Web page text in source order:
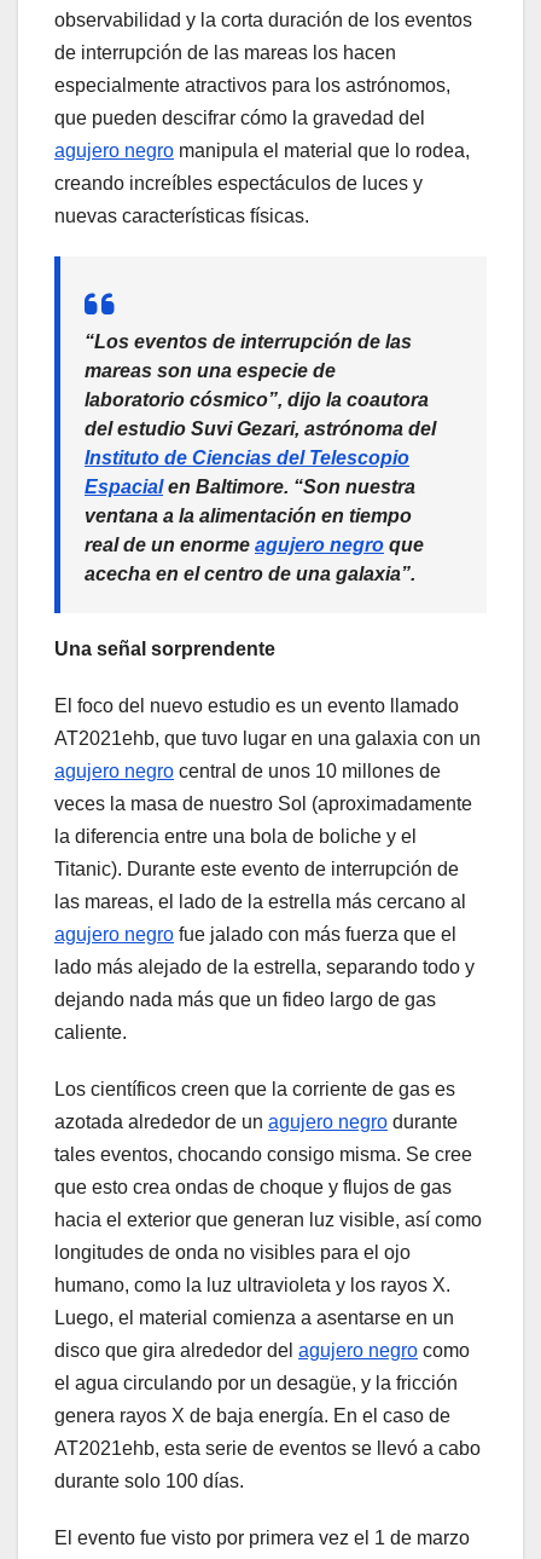
observabilidad y la corta duración de los eventos
de interrupción de las mareas los hacen
especialmente atractivos para los astrónomos,
que pueden descifrar cómo la gravedad del
agujero negro manipula el material que lo rodea,
creando increíbles espectáculos de luces y
nuevas características físicas.
“Los eventos de interrupción de las
mareas son una especie de
laboratorio cósmico”, dijo la coautora
del estudio Suvi Gezari, astrónoma del
Instituto de Ciencias del Telescopio
Espacialen Baltimore. “Son nuestra
ventana a la alimentación en tiempo
real de un enorme agujero negro que
acecha en el centro de una galaxia”.
Una señal sorprendente
El foco del nuevo estudio es un evento llamado
AT2021ehb, que tuvo lugar en una galaxia con un
agujero negro central de unos 10 millones de
veces la masa de nuestro Sol (aproximadamente
la diferencia entre una bola de boliche y el
Titanic). Durante este evento de interrupción de
las mareas, el lado de la estrella más cercano al
agujero negro fue jalado con más fuerza que el
lado más alejado de la estrella, separando todo y
dejando nada más que un fideo largo de gas
caliente.
Los científicos creen que la corriente de gas es
azotada alrededor de un agujero negro durante
tales eventos, chocando consigo misma. Se cree
que esto crea ondas de choque y flujos de gas
hacia el exterior que generan luz visible, así como
longitudes de onda no visibles para el ojo
humano, como la luz ultravioleta y los rayos X.
Luego, el material comienza a asentarse en un
disco que gira alrededor del agujero negro como
el agua circulando por un desagüe, y la fricción
genera rayos X de baja energía. En el caso de
AT2021ehb, esta serie de eventos se llevó a cabo
durante solo 100 días.
El evento fue visto por primera vez el 1 de marzo